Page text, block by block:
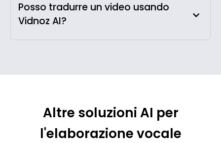
Posso tradurre un video usando
Vidnoz AI?
Altre soluzioni AI per
l'elaborazione vocale